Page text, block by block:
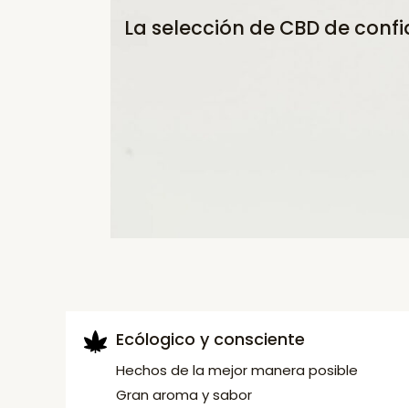
La selección de CBD de
Ecólogico y consciente
Hechos de la mejor manera posible
Gran aroma y sabor